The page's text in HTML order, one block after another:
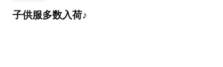
子供服多数入荷♪